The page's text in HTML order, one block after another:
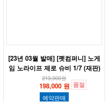
[23년 03월 발매] [펫컴퍼니] 노게
임 노라이프 제로 슈비 1/7 (재판)
213,000원
198,000 원 품절
예약판매